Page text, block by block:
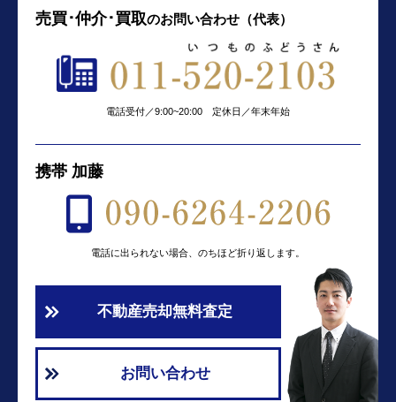
売買･仲介･買取のお問い合わせ（代表）
電話受付／9:00~20:00 定休日／年末年始
携帯 加藤
電話に出られない場合、のちほど折り返します。
不動産売却無料査定
お問い合わせ